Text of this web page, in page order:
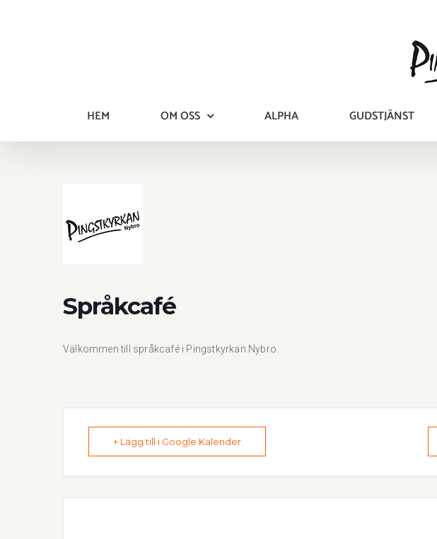
HEM OM OSS ALPHA GUDSTJÄNST
Språkcafé
Välkommen till språkcafé i Pingstkyrkan Nybro.
+ Lägg till i Google Kalender